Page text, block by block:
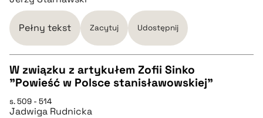
pobierz cytat
BIBTEX
Pełny tekst Zacytuj Udostępnij
W związku z artykułem Zofii Sinko
"Powieść w Polsce stanisławowskiej"
s. 509 - 514
Jadwiga Rudnicka